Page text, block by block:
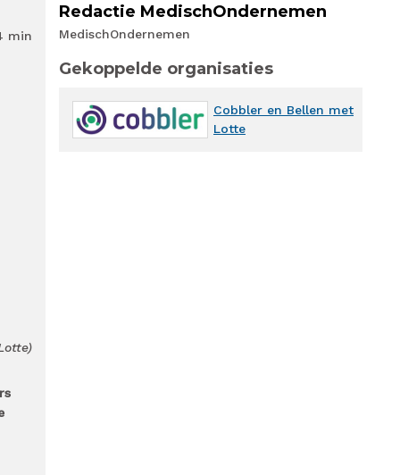
min
Redactie MedischOndernemen
MedischOndernemen
Gekoppelde organisaties
Cobbler en Bellen met
Lotte